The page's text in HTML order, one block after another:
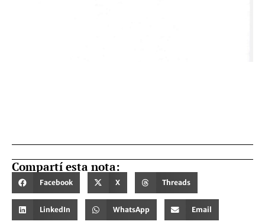
Compartí esta nota:
Facebook X Threads
LinkedIn WhatsApp Email